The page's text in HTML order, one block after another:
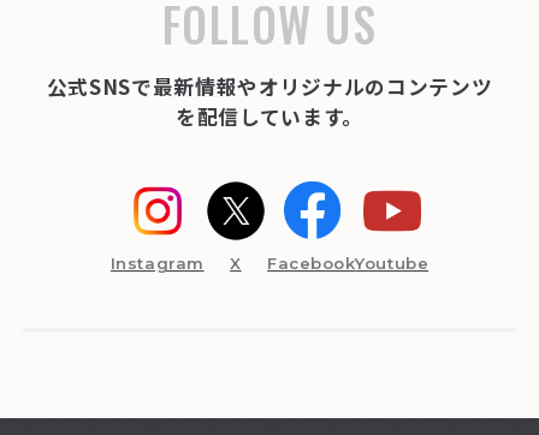
FOLLOW US
公式SNSで最新情報やオリジナルのコンテンツ
を配信しています。
Instagram X FacebookYoutube